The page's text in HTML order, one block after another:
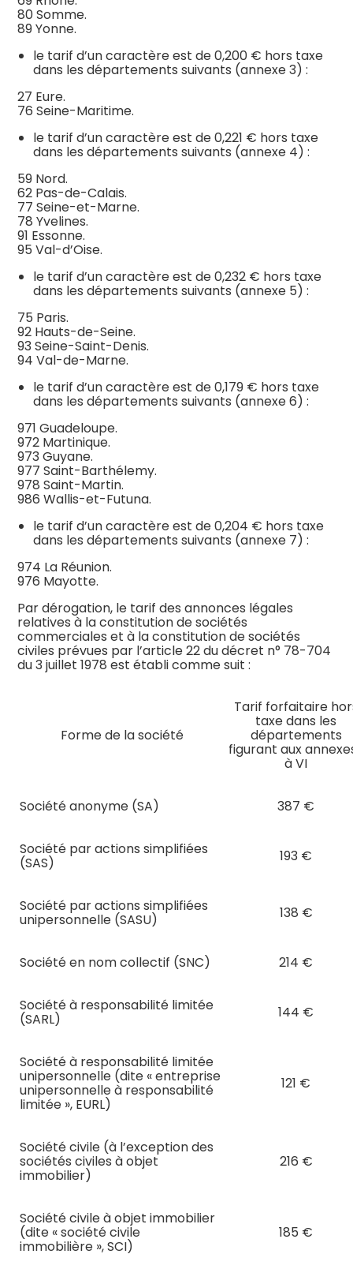
80 Somme.
89 Yonne.
le tarif d’un caractère est de 0,200 € hors taxe
dans les départements suivants (annexe 3) :
27 Eure.
76 Seine-Maritime.
le tarif d’un caractère est de 0,221 € hors taxe
dans les départements suivants (annexe 4) :
59 Nord.
62 Pas-de-Calais.
77 Seine-et-Marne.
78 Yvelines.
91 Essonne.
95 Val-d’Oise.
le tarif d’un caractère est de 0,232 € hors taxe
dans les départements suivants (annexe 5) :
75 Paris.
92 Hauts-de-Seine.
93 Seine-Saint-Denis.
94 Val-de-Marne.
le tarif d’un caractère est de 0,179 € hors taxe
dans les départements suivants (annexe 6) :
971 Guadeloupe.
972 Martinique.
973 Guyane.
977 Saint-Barthélemy.
978 Saint-Martin.
986 Wallis-et-Futuna.
le tarif d’un caractère est de 0,204 € hors taxe
dans les départements suivants (annexe 7) :
974 La Réunion.
976 Mayotte.
Par dérogation, le tarif des annonces légales
relatives à la constitution de sociétés
commerciales et à la constitution de sociétés
civiles prévues par l’article 22 du décret n° 78-704
du 3 juillet 1978 est établi comme suit :
Forme de la société
Tarif forfaitaire
taxe dans les
départements
figurant aux
à VI
Société anonyme (SA) 387 €
Société par actions simplifiées
(SAS) 193 €
Société par actions simplifiées
unipersonnelle (SASU) 138 €
Société en nom collectif (SNC) 214 €
Société à responsabilité limitée
(SARL) 144 €
Société à responsabilité limitée
unipersonnelle (dite « entreprise
unipersonnelle à responsabilité
limitée », EURL)
121 €
Société civile (à l’exception des
sociétés civiles à objet
immobilier)
216 €
Société civile à objet immobilier
(dite « société civile
immobilière », SCI)
185 €